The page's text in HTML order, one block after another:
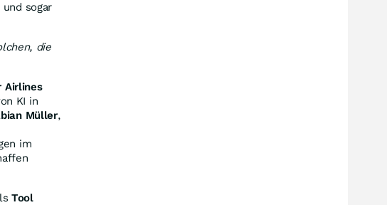
sogar
die
Airlines
KI in
Müller,
im
Tool